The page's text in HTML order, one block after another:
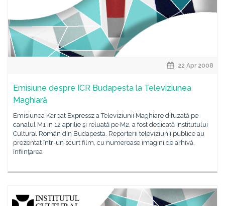
22 Apr 2008
Emisiune despre ICR Budapesta la Televiziunea
Maghiară
Emisiunea Karpat Expressz a Televiziunii Maghiare difuzată pe
canalul M1 in 12 aprilie şi reluată pe M2, a fost dedicată Institutului
Cultural Român din Budapesta. Reporterii televiziunii publice au
prezentat într-un scurt film, cu numeroase imagini de arhivă,
înfiinţarea